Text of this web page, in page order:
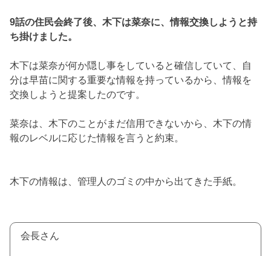
9話の住民会終了後、木下は菜奈に、情報交換しようと持
ち掛けました。
木下は菜奈が何か隠し事をしていると確信していて、自
分は早苗に関する重要な情報を持っているから、情報を
交換しようと提案したのです。
菜奈は、木下のことがまだ信用できないから、木下の情
報のレベルに応じた情報を言うと約束。
木下の情報は、管理人のゴミの中から出てきた手紙。
会長さん